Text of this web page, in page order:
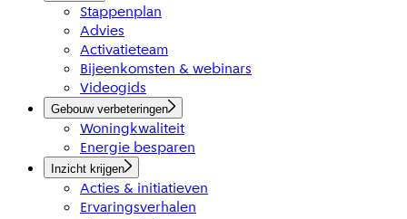
Stappenplan
Advies
Activatieteam
Bijeenkomsten & webinars
Videogids
Gebouw verbeteringen
Woningkwaliteit
Energie besparen
Inzicht krijgen
Acties & initiatieven
Ervaringsverhalen